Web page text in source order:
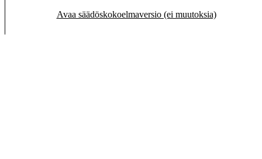
Avaa säädöskokoelmaversio (ei muutoksia)